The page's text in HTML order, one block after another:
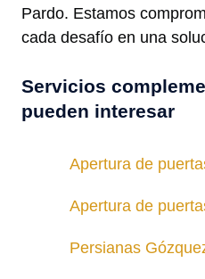
Pardo. Estamos
cada desafío en una
Servicios
pueden interesar
Apertura de
Apertura de
Persianas